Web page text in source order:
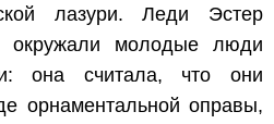
лазури. Леди Эстер
окружали молодые люди
она считала, что они
орнаментальной оправы,